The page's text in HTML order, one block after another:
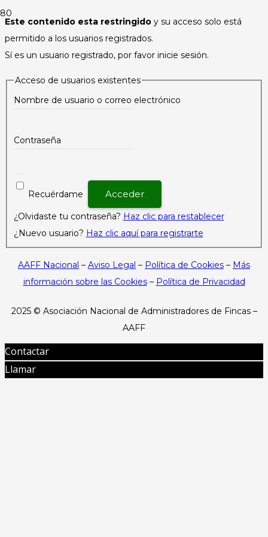
Este contenido esta restringido y su acceso solo está
permitido a los usuarios registrados.
Sí es un usuario registrado, por favor inicie sesión.
Acceso de usuarios existentes
Nombre de usuario o correo electrónico
Contraseña
Recuérdame
¿Olvidaste tu contraseña? Haz clic para restablecer
¿Nuevo usuario? Haz clic aquí para registrarte
AAFF Nacional – Aviso Legal – Política de Cookies – Más
información sobre las Cookies– Política de Privacidad
2025 © Asociación Nacional de Administradores de Fincas –
AAFF
Contactar
Llamar